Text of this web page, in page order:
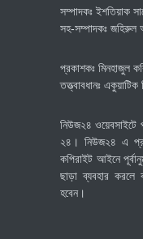
সম্পাদকঃ ইশতিয়াক
সহ-সম্পাদকঃ
প্রকাশকঃ মিনহাজুল
তত্ত্বাবধানঃ
নিউজ২৪ ওয়েবসাইটে
২৪। নিউজ২৪ এ
কপিরাইট আইনে
ছাড়া ব্যবহার
হবেন।